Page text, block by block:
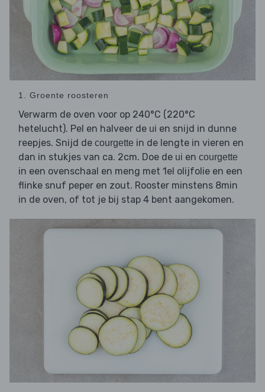
1. Groente roosteren
Verwarm de oven voor op 240°C (220°C
hetelucht). Pel en halveer de ui en snijd in dunne
reepjes. Snijd de courgette in de lengte in vieren en
dan in stukjes van ca. 2cm. Doe de ui en courgette
in een ovenschaal en meng met 1el olijfolie en een
flinke snuf peper en zout. Rooster minstens 8min
in de oven, of tot je bij stap 4 bent aangekomen.